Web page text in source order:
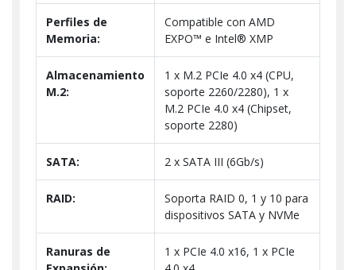
Perfiles de
Memoria:
Compatible con AMD
EXPO™ e Intel® XMP
Almacenamiento
M.2:
1 x M.2 PCIe 4.0 x4 (CPU,
soporte 2260/2280), 1 x
M.2 PCIe 4.0 x4 (Chipset,
soporte 2280)
SATA: 2 x SATA III (6Gb/s)
RAID:
Soporta RAID 0, 1 y 10 para
dispositivos SATA y NVMe
Ranuras de
1 x PCIe 4.0 x16, 1 x PCIe